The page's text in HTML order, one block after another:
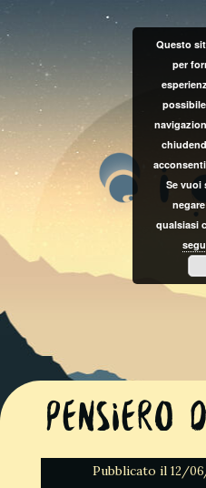
Pensiero
Pubblicato il 12/
Questo
per
Se vuoi
qualsiasi